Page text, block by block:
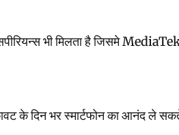
भी मिलता है जिसमे
भर स्मार्टफोन का आनंद ले सकते है